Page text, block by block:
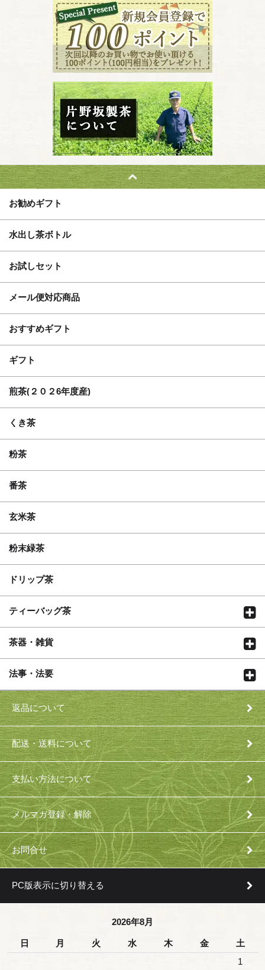
お勧めギフト
水出し茶ボトル
お試しセット
メール便対応商品
おすすめギフト
ギフト
煎茶(２０２6年度産)
くき茶
粉茶
番茶
玄米茶
粉末緑茶
ドリップ茶
ティーバッグ茶
茶器・雑貨
法事・法要
返品について
配送・送料について
支払い方法について
メルマガ登録・解除
お問合せ
PC版表示に切り替える
2026年8月
日 月 火 水 木 金
土
1